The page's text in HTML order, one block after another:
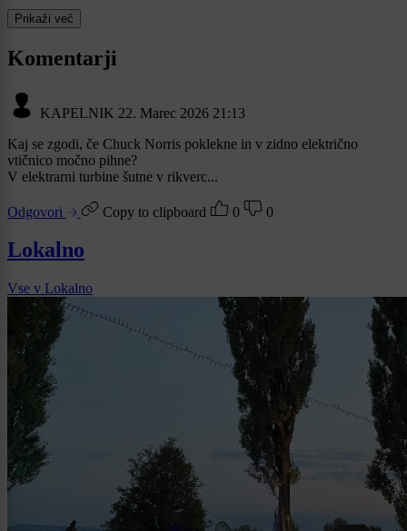
Prikaži več
Komentarji
KAPELNIK 22. Marec 2026 21:13
Kaj se zgodi, če Chuck Norris poklekne in v zidno električno
vtičnico močno pihne?
V elektrarni turbine šutne v rikverc...
Odgovori Copy to clipboard 0 0
Lokalno
Vse v Lokalno